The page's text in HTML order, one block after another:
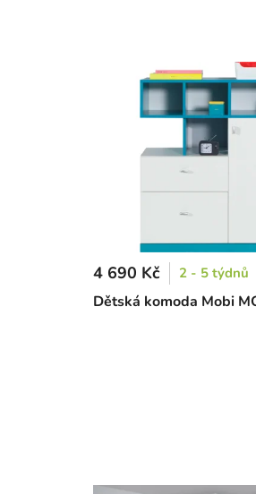
Dětská komoda Mobi
4 690 Kč 2 - 5 týdnů